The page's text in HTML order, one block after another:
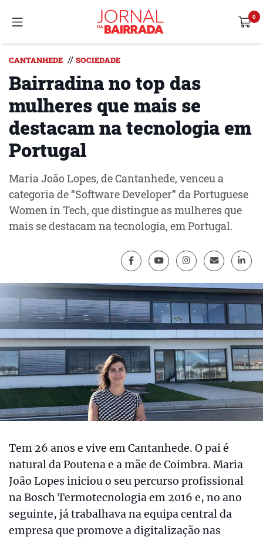
CANTANHEDE // SOCIEDADE
Bairradina no top das
mulheres que mais se
destacam na tecnologia em
Portugal
Maria João Lopes, de Cantanhede, venceu a
categoria de “Software Developer” da Portuguese
Women in Tech, que distingue as mulheres que
mais se destacam na tecnologia, em Portugal.
Tem 26 anos e vive em Cantanhede. O pai é
natural da Poutena e a mãe de Coimbra. Maria
João Lopes iniciou o seu percurso profissional
na Bosch Termotecnologia em 2016 e, no ano
seguinte, já trabalhava na equipa central da
empresa que promove a digitalização nas